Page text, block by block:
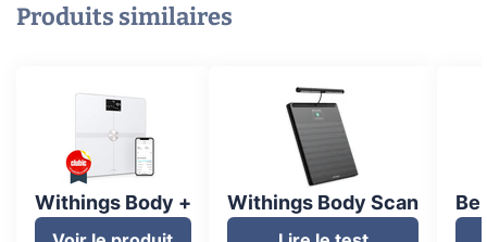
Produits similaires
Withings Body + Withings Body Scan